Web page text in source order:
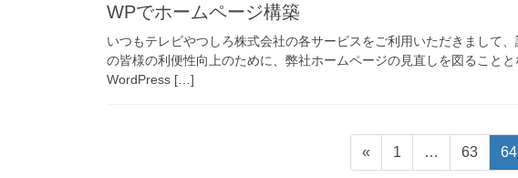
WPでホームページ構築
いつもテレビやつしろ株式会社の各サービスをご利用いただきまして
の皆様の利便性向上のために、弊社ホームページの見直しを図ること
WordPress […]
«
固
定
1 …
固
定
63
固
定
64